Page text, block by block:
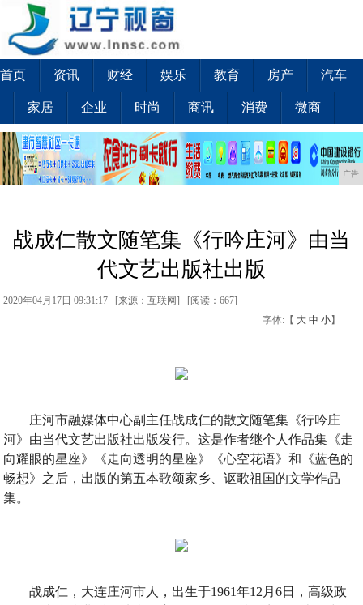
首页 资讯 财经 娱乐 教育 房产 汽车
家居 企业 时尚 商讯 消费 微商
广告
战成仁散文随笔集《行吟庄河》由当
代文艺出版社出版
2020年04月17日 09:31:17 [来源：互联网] [阅读：667]
字体:【 大 中 小】
庄河市融媒体中心副主任战成仁的散文随笔集《行吟庄
河》由当代文艺出版社出版发行。这是作者继个人作品集《走
向耀眼的星座》《走向透明的星座》《心空花语》和《蓝色的
畅想》之后，出版的第五本歌颂家乡、讴歌祖国的文学作品
集。
战成仁，大连庄河市人，出生于1961年12月6日，高级政